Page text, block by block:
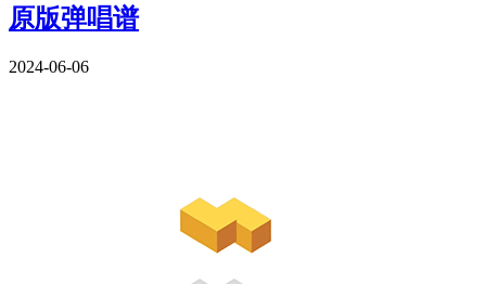
原版弹唱谱
2024-06-06